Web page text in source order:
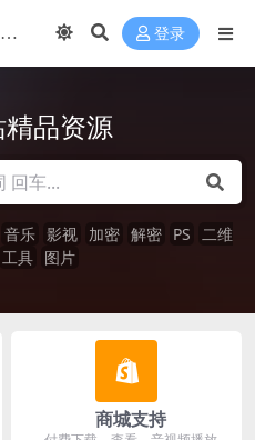
登录
品资源
音乐 影视 加密 解密 PS 二维
工具 图片
商城支持